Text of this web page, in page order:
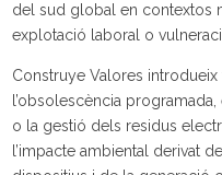
del sud global en contextos
explotació laboral o
Construye Valores
l’obsolescència
o la gestió dels residus
l’impacte ambiental derivat